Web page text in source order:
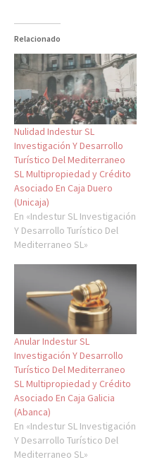
Relacionado
Nulidad Indestur SL
Investigación Y Desarrollo
Turístico Del Mediterraneo
SL Multipropiedad y Crédito
Asociado En Caja Duero
(Unicaja)
En «Indestur SL Investigación
Y Desarrollo Turístico Del
Mediterraneo SL»
Anular Indestur SL
Investigación Y Desarrollo
Turístico Del Mediterraneo
SL Multipropiedad y Crédito
Asociado En Caja Galicia
(Abanca)
En «Indestur SL Investigación
Y Desarrollo Turístico Del
Mediterraneo SL»